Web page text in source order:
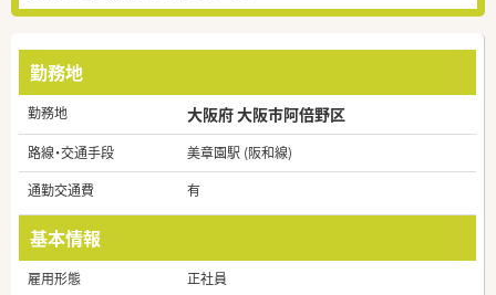
勤務地
勤務地 大阪府 大阪市阿倍野区
路線・交通手段
美章園駅 (阪和線)
通勤交通費
有
基本情報
雇用形態
正社員